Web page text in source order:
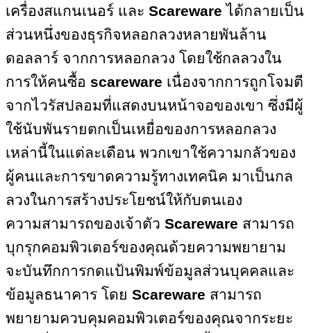
เครื่องสแกนเนอร์ และ Scareware ได้กลายเป็น
ส่วนหนึ่งของธุรกิจหลอกลวงหลายพันล้าน
ดอลลาร์ จากการหลอกลวง โดยใช้กลลวงใน
การให้คนซื้อ scareware เนื่องจากการถูกโจมตี
จากไวรัสปลอมที่แสดงบนหน้าจอของเขา ซึ่งมีผู้
ใช้นับพันรายตกเป็นเหยื่อของการหลอกลวง
เหล่านี้ในแต่ละเดือน พวกเขาใช้ความกลัวของ
ผู้คนและการขาดความรู้ทางเทคนิค มาเป็นกล
ลวงในการสร้างประโยชน์ให้กับตนเอง
ความสามารถของเจ้าตัว Scareware สามารถ
บุกรุกคอมพิวเตอร์ของคุณด้วยความพยายาม
จะบันทึกการกดแป้นพิมพ์ข้อมูลส่วนบุคคลและ
ข้อมูลธนาคาร โดย Scareware สามารถ
พยายามควบคุมคอมพิวเตอร์ของคุณจากระยะ